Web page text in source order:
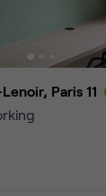
Paris 11